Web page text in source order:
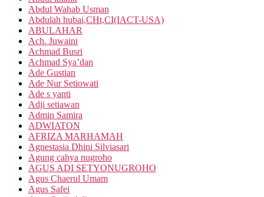
Abdul Wahab Usman
Abdulah hubai,CHt,CI(IACT-USA)
ABULAHAR
Ach. Juwaini
Achmad Busri
Achmad Sya’dan
Ade Gustian
Ade Nur Setiowati
Ade s yanti
Adji setiawan
Admin Samira
ADWIATON
AFRIZA MARHAMAH
Agnestasia Dhini Silviasari
Agung cahya nugroho
AGUS ADI SETYONUGROHO
Agus Chaerul Umam
Agus Safei